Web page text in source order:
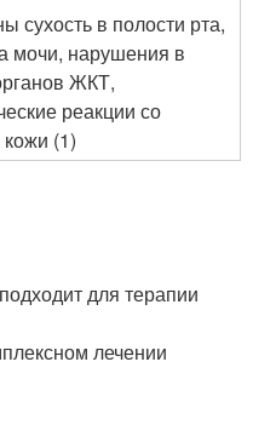
сухость в полости рта,
мочи, нарушения в
ЖКТ,
реакции со
(1)
для терапии
лечении